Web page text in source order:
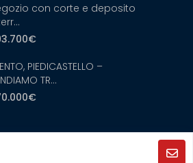
con corte e deposito
PIEDICASTELLO –
TR...
- Tutti i diritti